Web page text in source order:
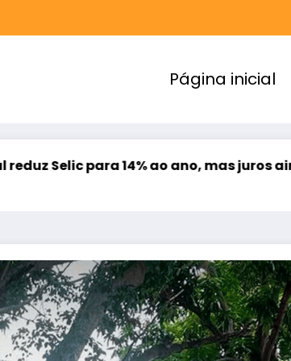
Página inicial
ao ano, mas juros ainda são muito altos